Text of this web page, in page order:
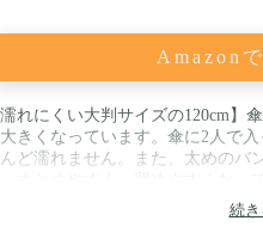
Amazon
れにくい大判サイズの120cm】
きくなっています。傘に2人で
ど濡れません。また、太めのバ
ンプ式のボタンは埋め込み式タ
プのボタンで、おしゃれなだけ
続